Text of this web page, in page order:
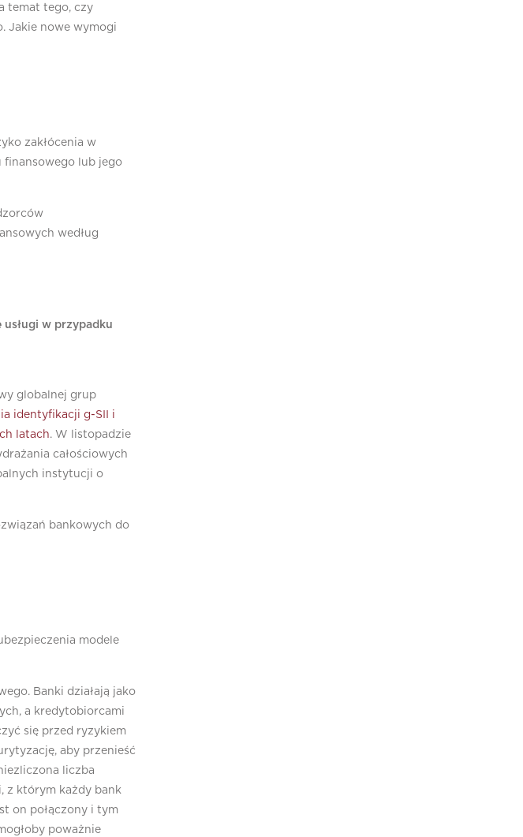
temat tego, czy
Jakie nowe wymogi
zakłócenia w
finansowego lub jego
według
usługi w przypadku
globalnej grup
identyfikacji g-SII i
latach. W listopadzie
całościowych
instytucji o
bankowych do
modele
Banki działają jako
a kredytobiorcami
się przed ryzykiem
aby przenieść
liczba
z którym każdy bank
on połączony i tym
poważnie